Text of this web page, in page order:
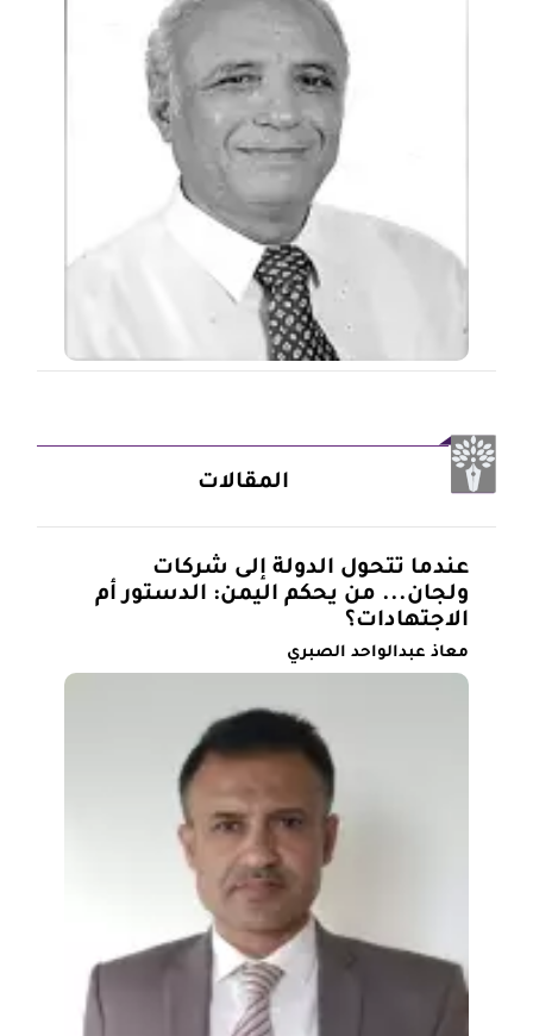
المقالات
عندما تتحول الدولة إلى شركات
ولجان... من يحكم اليمن: الدستور أم
الاجتهادات؟
معاذ عبدالواحد الصبري